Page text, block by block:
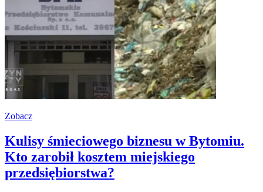
Zobacz
Kulisy śmieciowego biznesu w Bytomiu.
Kto zarobił kosztem miejskiego
przedsiębiorstwa?